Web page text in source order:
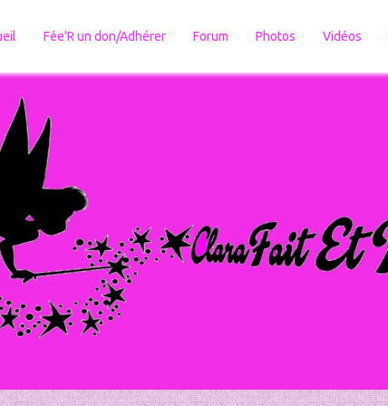
Fée'R un don/Adhérer Forum Photos Vidéos